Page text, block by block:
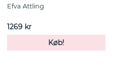
Efva Attling
1269 kr
Køb!